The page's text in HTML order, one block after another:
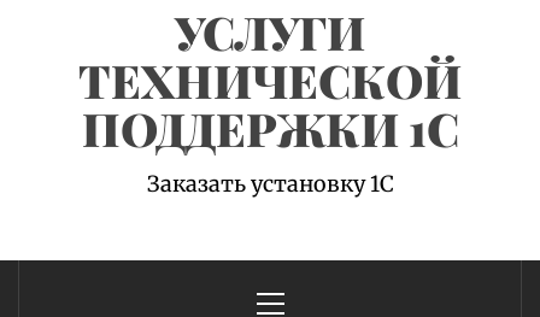
УСЛУГИ
ТЕХНИЧЕСКОЙ
ПОДДЕРЖКИ 1С
Заказать установку 1С
Menu